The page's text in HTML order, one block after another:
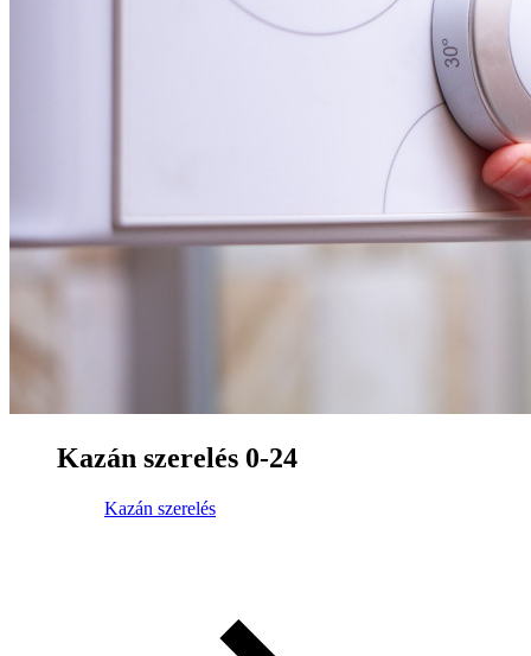
Kazán szerelés 0-24
Kazán szerelés